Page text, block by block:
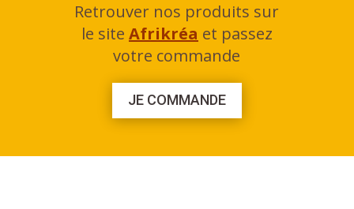
Retrouver nos produits sur
le site Afrikréa et passez
votre commande
JE COMMANDE